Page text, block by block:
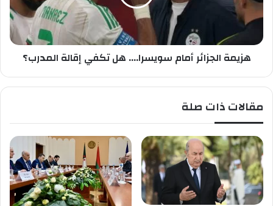
ف
ة
ي
ر
ي
ة
ت
و
ق
ي
ف
ا
ل
ز
ر
م
ا
م
س
و
ي
س
ر
هزيمة الجزائر أمام سويسرا.... هل تكفي إقالة المدرب؟
مقالات ذات صلة